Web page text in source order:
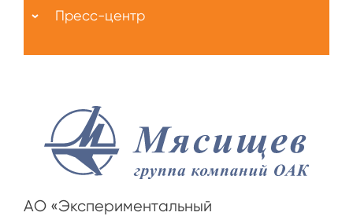
АО «Экспериментальный
Пресс-центр